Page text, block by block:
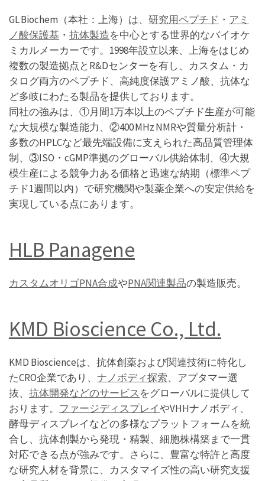
GL Biochem（本社：上海）は、 研究用ペプチド ・ アミ
ノ酸保護基 ・ 抗体製造を中心とする世界的なバイオケ
ミカルメーカーです。1998年設立以来、上海をはじめ
複数の製造拠点とR&Dセンターを有し、カスタム・カ
タログ両方のペプチド、高純度保護アミノ酸、抗体な
ど多岐にわたる製品を提供しております。
同社の強みは、①月間1万本以上のペプチド生産が可能
な大規模な製造能力、②400 MHz NMRや質量分析計・
多数のHPLCなど最先端設備に支えられた高品質管理体
制、③ISO・cGMP準拠のグローバル供給体制、④大規
模生産による競争力ある価格と迅速な納期（標準ペプ
チド1週間以内）で研究機関や製薬企業への安定供給を
実現している点にあります。
HLB Panagene
カスタムオリゴPNA合成やPNA関連製品の製造販売。
KMD Bioscience Co., Ltd.
KMD Bioscienceは、抗体創薬および関連技術に特化し
たCRO企業であり、 ナノボディ探索、アプタマー選
抜、 抗体開発などのサービスをグローバルに提供して
おります。 ファージディスプレイやVHHナノボディ、
酵母ディスプレイなどの多様なプラットフォームを統
合し、抗体創製から発現・精製、細胞株構築まで一貫
対応できる点が強みです。さらに、豊富な特許と高度
な研究人材を背景に、カスタマイズ性の高い研究支援